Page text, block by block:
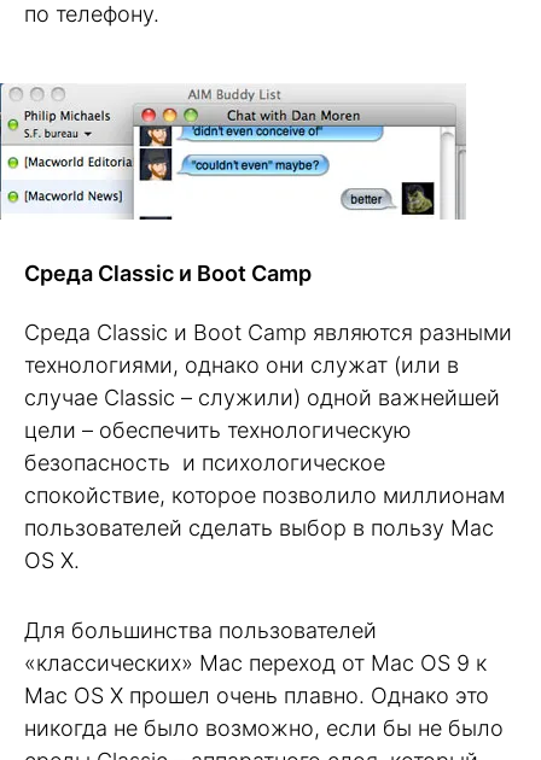
по телефону.
Среда Classic и Boot Camp
Среда Classic и Boot Camp являются разными
технологиями, однако они служат (или в
случае Classic – служили) одной важнейшей
цели – обеспечить технологическую
безопасность и психологическое
спокойствие, которое позволило миллионам
пользователей сделать выбор в пользу Mac
OS X.
Для большинства пользователей
«классических» Mac переход от Mac OS 9 к
Mac OS X прошел очень плавно. Однако это
никогда не было возможно, если бы не было